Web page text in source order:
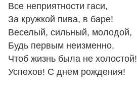
Все неприятности гаси,
За кружкой пива, в баре!
Веселый, сильный, молодой,
Будь первым неизменно,
Чтоб жизнь была не холостой!
Успехов! С днем рождения!